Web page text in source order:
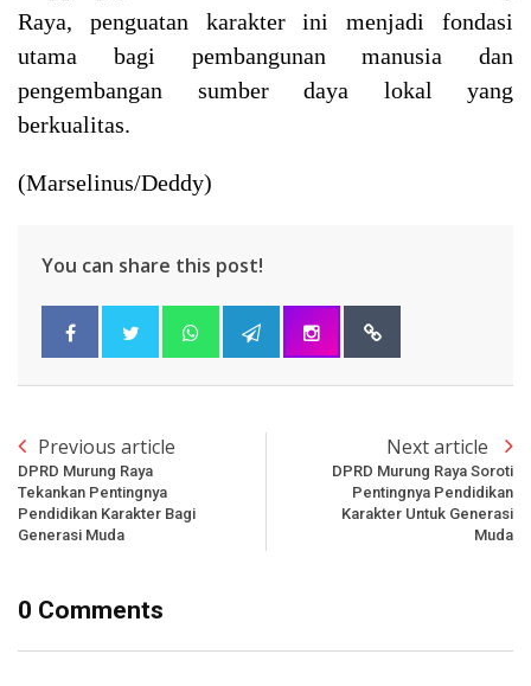
Raya, penguatan karakter ini menjadi fondasi
utama bagi pembangunan manusia dan
pengembangan sumber daya lokal yang
berkualitas.
(Marselinus/Deddy)
You can share this post!
Previous article
DPRD Murung Raya
Tekankan Pentingnya
Pendidikan Karakter Bagi
Generasi Muda
Next article
DPRD Murung Raya Soroti
Pentingnya Pendidikan
Karakter Untuk Generasi
Muda
0 Comments